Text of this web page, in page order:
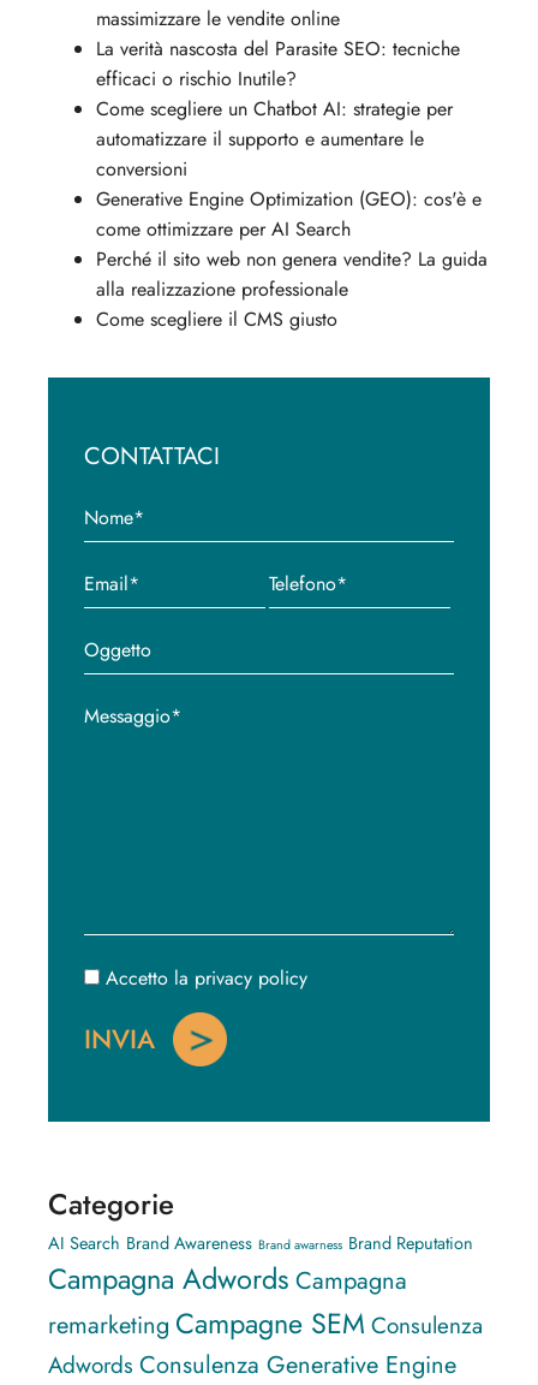
massimizzare le vendite online
La verità nascosta del Parasite SEO: tecniche
efficaci o rischio Inutile?
Come scegliere un Chatbot AI: strategie per
automatizzare il supporto e aumentare le
conversioni
Generative Engine Optimization (GEO): cos'è e
come ottimizzare per AI Search
Perché il sito web non genera vendite? La guida
alla realizzazione professionale
Come scegliere il CMS giusto
CONTATTACI
Accetto la privacy policy
Categorie
AI Search Brand Awareness Brand awarness Brand Reputation
Campagna Adwords Campagna
remarketing Campagne SEM Consulenza
Adwords Consulenza Generative Engine